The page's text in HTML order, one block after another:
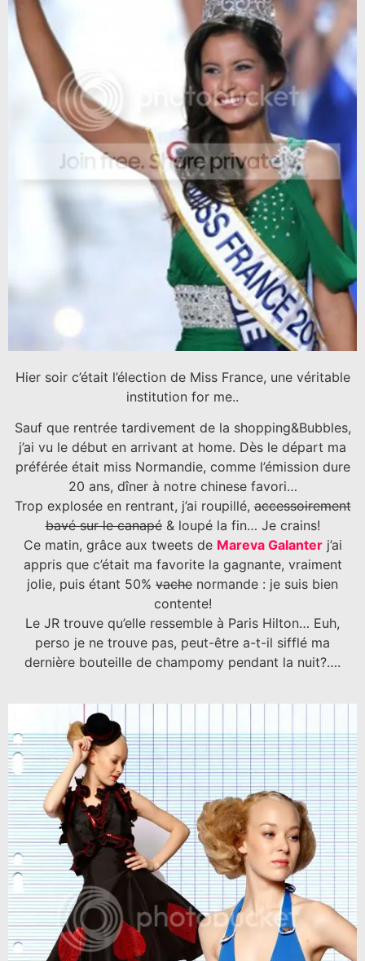
Hier soir c’était l’élection de Miss France, une véritable
institution for me..
Sauf que rentrée tardivement de la shopping&Bubbles,
j’ai vu le début en arrivant at home. Dès le départ ma
préférée était miss Normandie, comme l’émission dure
20 ans, dîner à notre chinese favori…
Trop explosée en rentrant, j’ai roupillé,accessoirement
bavé sur le canapé& loupé la fin… Je crains!
Ce matin, grâce aux tweets de Mareva Galanterj’ai
appris que c’était ma favorite la gagnante, vraiment
jolie, puis étant 50% vache normande : je suis bien
contente!
Le JR trouve qu’elle ressemble à Paris Hilton… Euh,
perso je ne trouve pas, peut-être a-t-il sifflé ma
dernière bouteille de champomy pendant la nuit?….